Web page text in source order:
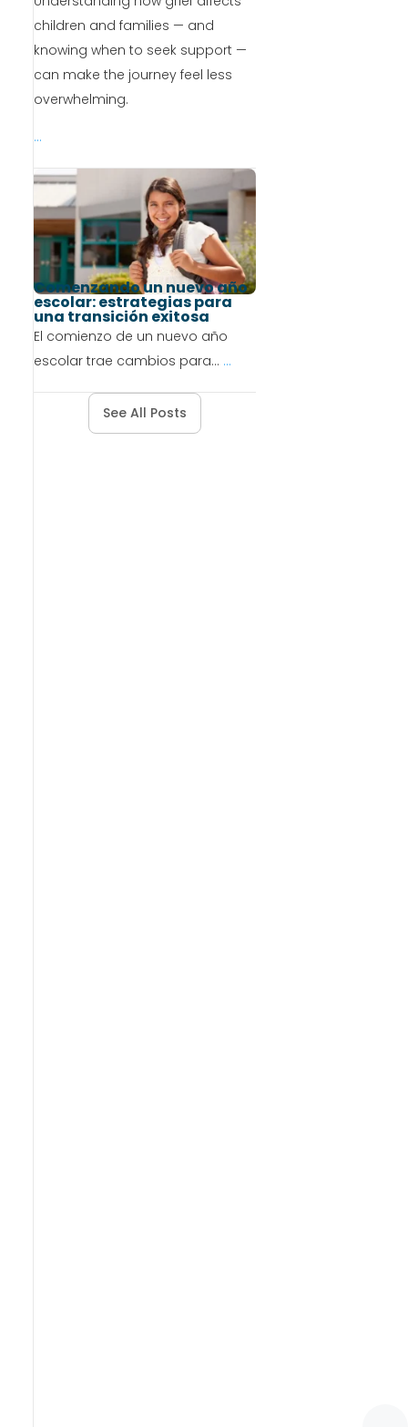
children and families — and
knowing when to seek support —
can make the journey feel less
overwhelming.
...
Comenzando un nuevo año
escolar: estrategias para
una transición exitosa
El comienzo de un nuevo año
escolar trae cambios para... ...
See All Posts